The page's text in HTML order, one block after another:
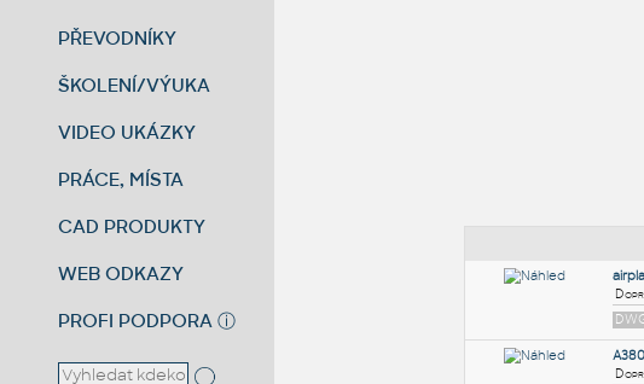
PŘEVODNÍKY
ŠKOLENÍ/VÝUKA
VIDEO UKÁZKY
PRÁCE, MÍSTA
CAD PRODUKTY
WEB ODKAZY
PROFI PODPORA ⓘ